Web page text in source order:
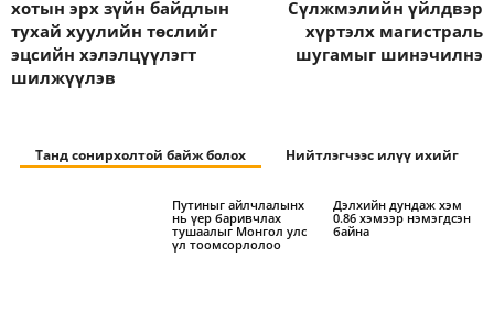
хотын эрх зүйн байдлын
тухай хуулийн төслийг
эцсийн хэлэлцүүлэгт
шилжүүлэв
Сүлжмэлийн үйлдвэр
хүртэлх магистраль
шугамыг шинэчилнэ
Танд сонирхолтой байж болох Нийтлэгчээс илүү ихийг
Путиныг айлчлалынх
нь үер баривчлах
тушаалыг Монгол улс
үл тоомсорлолоо
Дэлхийн дундаж хэм
0.86 хэмээр нэмэгдсэн
байна